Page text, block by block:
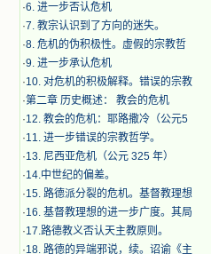
·6. 进一步否认危机
·7. 教宗认识到了方向的迷失。
·8. 危机的伪积极性。虚假的宗教哲
·9. 进一步承认危机
·10. 对危机的积极解释。错误的宗教
·第二章 历史概述： 教会的危机
·12. 教会的危机：耶路撒冷（公元5
·11. 进一步错误的宗教哲学。
·13. 尼西亚危机（公元 325 年）
·14.中世纪的偏差。
·15. 路德派分裂的危机。基督教理想
·16. 基督教理想的进一步广度。其局
·17.路德教义否认天主教原则。
·18. 路德的异端邪说，续。诏谕《主